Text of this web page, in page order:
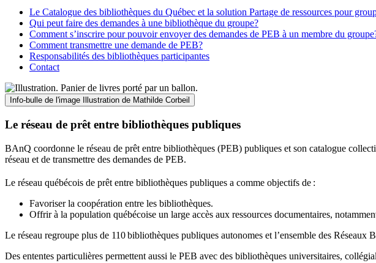
Le Catalogue des bibliothèques du Québec et la solution Partage de ressources pour
Qui peut faire des demandes à une bibliothèque du groupe?
Comment s’inscrire pour pouvoir envoyer des demandes de PEB à un membre du
Comment transmettre une demande de PEB?
Responsabilités des bibliothèques participantes
Contact
Info-bulle de l'image Illustration de Mathilde Corbeil
Le réseau de prêt entre bibliothèques publiques
BAnQ coordonne le réseau de prêt entre bibliothèques (PEB) publiques et son catalogue
réseau et de transmettre des demandes de PEB.
Le réseau québécois de prêt entre bibliothèques publiques a comme objectifs de :
Favoriser la coopération entre les bibliothèques.
Offrir à la population québécoise un large accès aux ressources documentaires,
Le réseau regroupe plus de 110bibliothèques publiques autonomes et l’ensemble des Réseaux
Des ententes particulières permettent aussi le PEB avec des bibliothèques universitaires,